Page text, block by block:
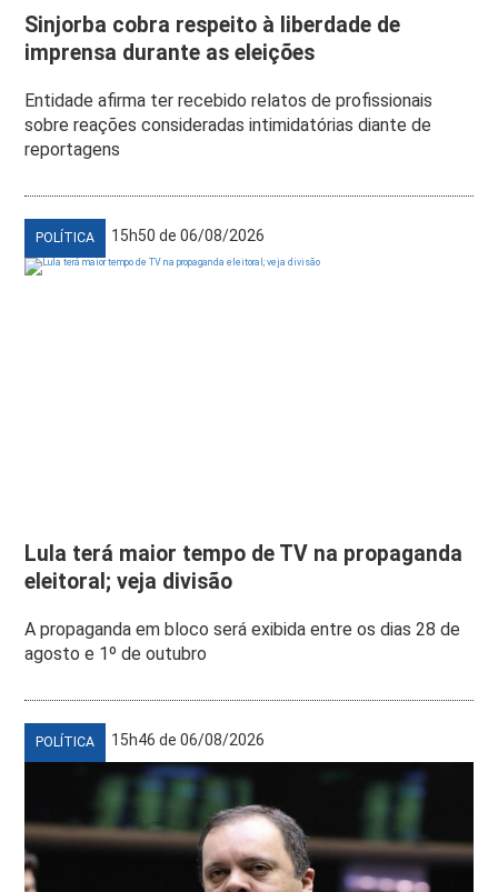
Sinjorba cobra respeito à liberdade de
imprensa durante as eleições
Entidade afirma ter recebido relatos de profissionais
sobre reações consideradas intimidatórias diante de
reportagens
POLÍTICA 15h50 de 06/08/2026
Lula terá maior tempo de TV na propaganda
eleitoral; veja divisão
A propaganda em bloco será exibida entre os dias 28 de
agosto e 1º de outubro
POLÍTICA 15h46 de 06/08/2026